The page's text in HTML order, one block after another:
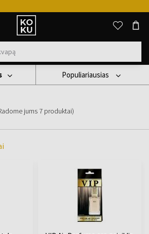
Originalūs
kvepalai
laikrodžiai
vienoje
Ex Nihilo
jums 7 produktai)
Populiariausias